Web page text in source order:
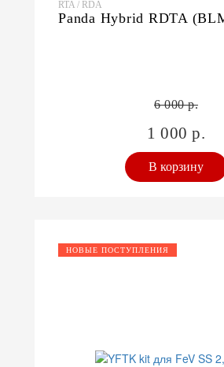
RTA / RDA
Panda Hybrid RDTA
6 000 р.
1 000 р.
В корзину
НОВЫЕ ПОСТУПЛЕНИЯ